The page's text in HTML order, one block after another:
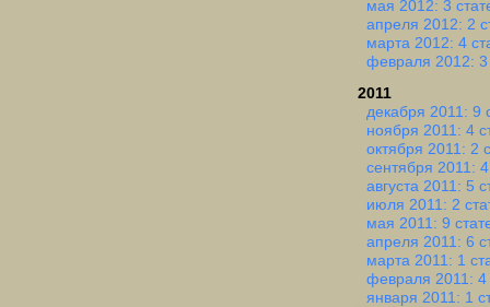
мая 2012: 3
апреля 2012: 2
марта 2012: 4
февраля 2012: 3
2011
декабря 2011: 9
ноября 2011: 4
октября 2011: 2
сентября 2011:
августа 2011: 5
июля 2011: 2
мая 2011: 9
апреля 2011: 6
марта 2011: 1
февраля 2011: 4
января 2011: 1